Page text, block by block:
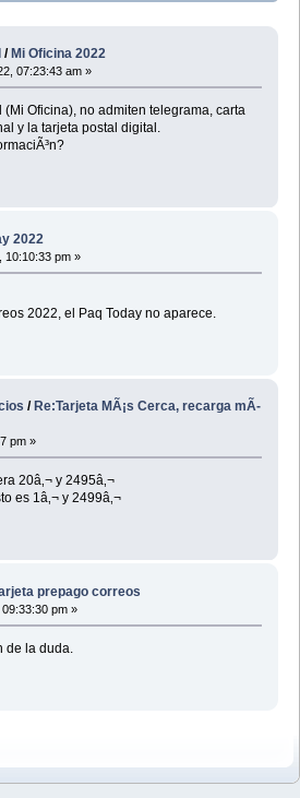
/ Mi Oficina 2022
07:23:43 am »
Oficina), no admiten telegrama, carta
y la tarjeta postal digital.
2022
10:10:33 pm »
2022, el Paq Today no aparece.
/ Re:Tarjeta MÃ¡s Cerca, recarga mÃ­
pm »
20â‚¬ y 2495â‚¬
es 1â‚¬ y 2499â‚¬
prepago correos
pm »
de la duda.